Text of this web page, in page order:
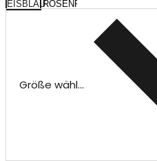
Größe wählen